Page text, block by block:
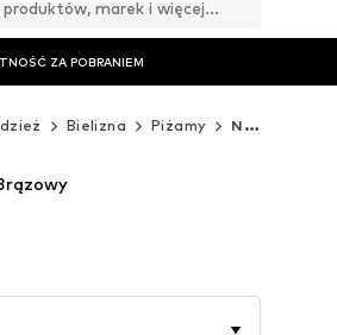
ZA POBRANIEM
Bielizna Piżamy Next Piżamy